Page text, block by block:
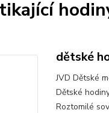
dětské
JVD Dětské
Dětské
Roztomilé